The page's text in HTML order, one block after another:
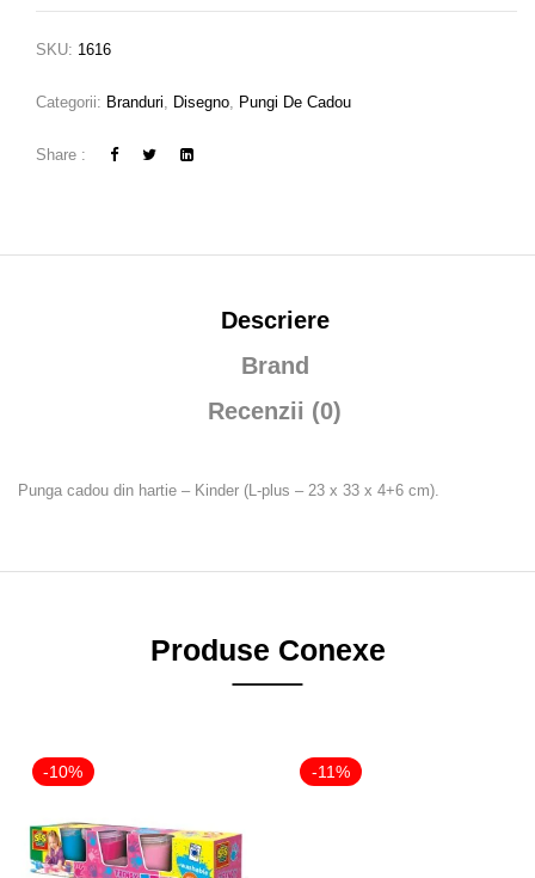
SKU: 1616
Categorii: Branduri Disegno Pungi De Cadou
Share :
Descriere
Brand
Recenzii (0)
Punga cadou din hartie – Kinder (L-plus – 23 x 33 x 4+6 cm).
Produse Conexe
-10% -11%